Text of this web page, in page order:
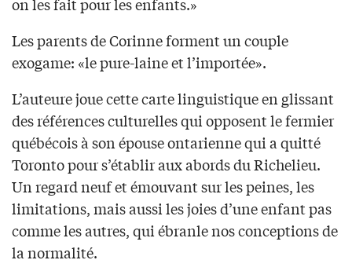
on les fait pour les enfants.»
Les parents de Corinne forment un couple
exogame: «le pure-laine et l’importée».
L’auteure joue cette carte linguistique en glissant
des références culturelles qui opposent le fermier
québécois à son épouse ontarienne qui a quitté
Toronto pour s’établir aux abords du Richelieu.
Un regard neuf et émouvant sur les peines, les
limitations, mais aussi les joies d’une enfant pas
comme les autres, qui ébranle nos conceptions de
la normalité.